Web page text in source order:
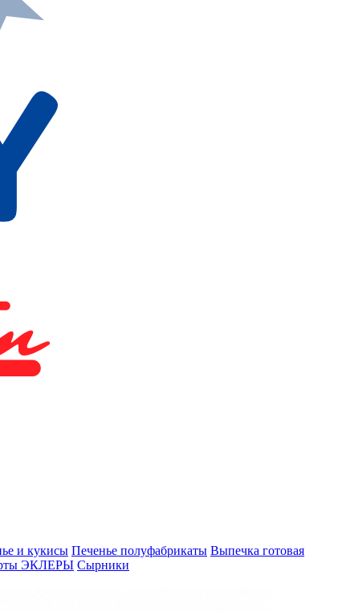
и кукисы Печенье полуфабрикаты Выпечка готовая
ЭКЛЕРЫ Сырники